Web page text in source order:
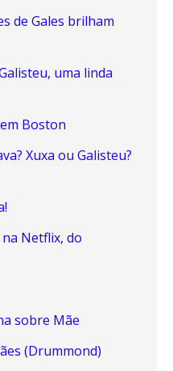
de Gales brilham
uma linda
Boston
Xuxa ou Galisteu?
Netflix, do
sobre Mãe
(Drummond)